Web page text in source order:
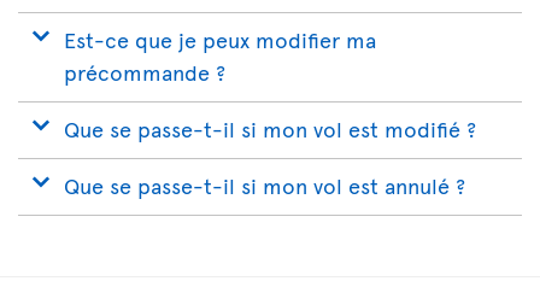
Est-ce que je peux modifier ma
précommande ?
Que se passe-t-il si mon vol est modifié ?
Que se passe-t-il si mon vol est annulé ?